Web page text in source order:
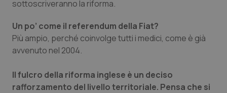
Tumore al seno
Tumore ovarico
Tumori del Polmone & Testa Collo
sottoscriveranno la riforma.
Un po’ come il referendum della Fiat?
Più ampio, perché coinvolge tutti i medici, come è già
avvenuto nel 2004.
Il fulcro della riforma inglese è un deciso
rafforzamento del livello territoriale. Pensa che si